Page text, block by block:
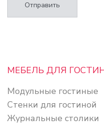
Отправить
МЕБЕЛЬ ДЛЯ
Модульные гостиные
Стенки для гостиной
Журнальные столики